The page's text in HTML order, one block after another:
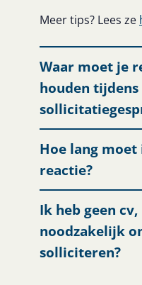
Meer tips? Lees ze
Waar moet je
houden
Hoe lang
reactie?
Ik heb geen
noodzakelijk
solliciteren?